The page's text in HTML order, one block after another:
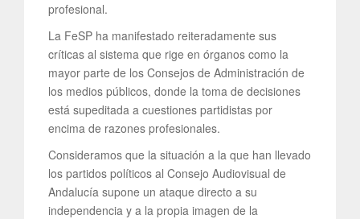
profesional.
La FeSP ha manifestado reiteradamente sus
críticas al sistema que rige en órganos como la
mayor parte de los Consejos de Administración de
los medios públicos, donde la toma de decisiones
está supeditada a cuestiones partidistas por
encima de razones profesionales.
Consideramos que la situación a la que han llevado
los partidos políticos al Consejo Audiovisual de
Andalucía supone un ataque directo a su
independencia y a la propia imagen de la